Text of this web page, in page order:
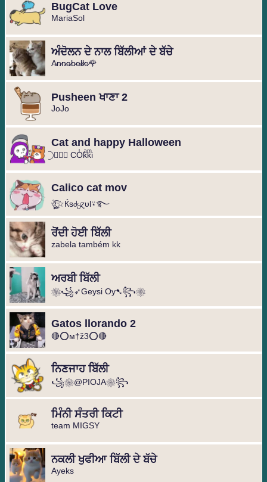
BugCat Love
MariaSol
ਅੰਦੋਲਨ ਦੇ ਨਾਲ ਬਿੱਲੀਆਂ ਦੇ ਬੱਚੇ
A̷n̷n̷a̷b̷e̷l̷l̷e̷🌹
Pusheen ਖਾਣਾ 2
JoJo
Cat and happy Halloween
⃝ ❥⃢⃟ COͥkͣkͫi
Calico cat mov
ঔৣ͜͡☆Ќsძყɀυl⍣࿐
ਰੋਂਦੀ ਹੋਈ ਬਿੱਲੀ
zabela também kk
ਅਰਬੀ ਬਿੱਲੀ
❀꧁➶Geysi Oy➷꧂❀ ️
Gatos llorando 2
🔴⭕м†ž3⭕🔴
ਨਿਣਜਾਹ ਬਿੱਲੀ
꧁❀@PIOJA❀꧂
ਮਿੰਨੀ ਸੰਤਰੀ ਕਿਟੀ
team MIGSY
ਨਕਲੀ ਖੁਫੀਆ ਬਿੱਲੀ ਦੇ ਬੱਚੇ
Ayeks